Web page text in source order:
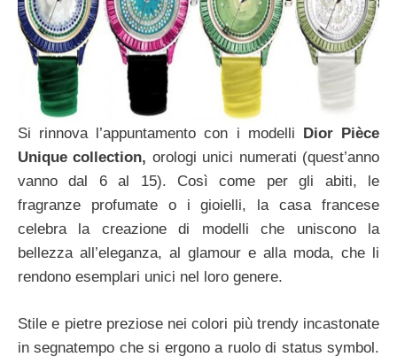
Si rinnova l’appuntamento con i modelli Dior Pièce
Unique collection, orologi unici numerati (quest’anno
vanno dal 6 al 15). Così come per gli abiti, le
fragranze profumate o i gioielli, la casa francese
celebra la creazione di modelli che uniscono la
bellezza all’eleganza, al glamour e alla moda, che li
rendono esemplari unici nel loro genere.
Stile e pietre preziose nei colori più trendy incastonate
in segnatempo che si ergono a ruolo di status symbol.